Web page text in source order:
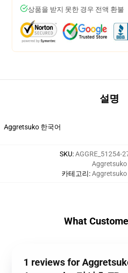
상품을 받지 못한 경우 전액 환불
설명
Aggretsuko 한국어
SKU:AGGRE_51254-
카테고리:
Aggretsuko
Aggretsuko
What
1 reviews for